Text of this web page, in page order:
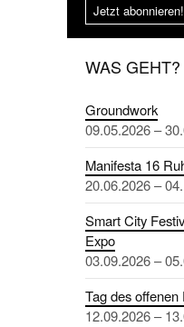
Jetzt abonnieren!
WAS GEHT?
Groundwork
09.05.2026 –
Manifesta 16
20.06.2026 –
Smart City
Expo
03.09.2026 –
Tag des
12.09.2026 –